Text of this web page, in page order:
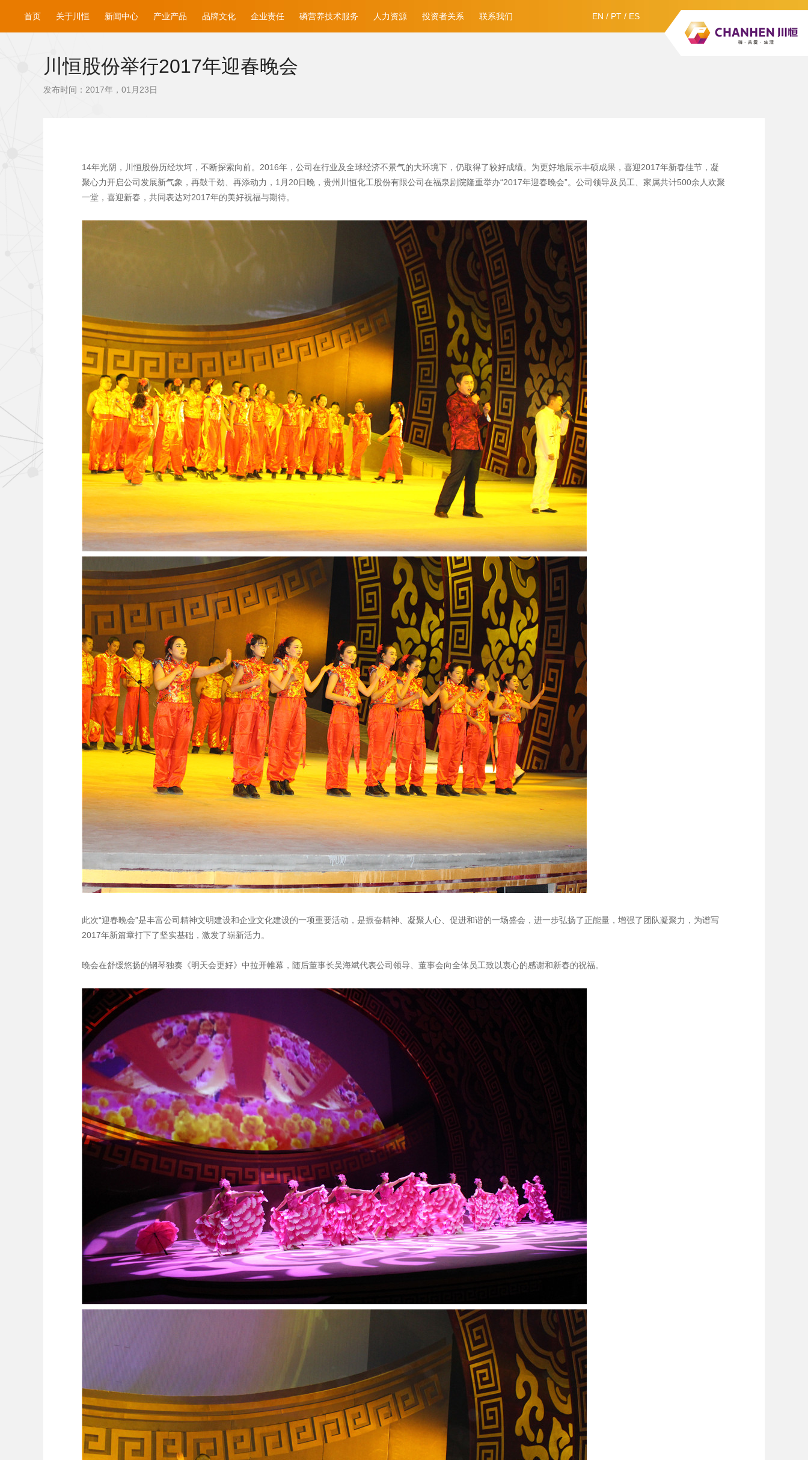
EN / PT / ES
首页 关于川恒 新闻中心 产业产品 品牌文化 企业责任 磷营养技术服务 人力资源 投资者关系 联系我们
川恒股份举行2017年迎春晚会
发布时间：2017年，01月23日
14年光阴，川恒股份历经坎坷，不断探索向前。2016年，公司在行业及全球经济不景气的大环境下，仍取得了较好成绩。为更好地展示丰硕成果，喜迎2017年新春佳节，凝
聚心力开启公司发展新气象，再鼓干劲、再添动力，1月20日晚，贵州川恒化工股份有限公司在福泉剧院隆重举办“2017年迎春晚会”。公司领导及员工、家属共计500余人欢聚
一堂，喜迎新春，共同表达对2017年的美好祝福与期待。
此次“迎春晚会”是丰富公司精神文明建设和企业文化建设的一项重要活动，是振奋精神、凝聚人心、促进和谐的一场盛会，进一步弘扬了正能量，增强了团队凝聚力，为谱写
2017年新篇章打下了坚实基础，激发了崭新活力。
晚会在舒缓悠扬的钢琴独奏《明天会更好》中拉开帷幕，随后董事长吴海斌代表公司领导、董事会向全体员工致以衷心的感谢和新春的祝福。